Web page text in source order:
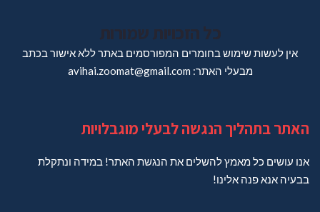
כל הזכויות שמורות
אין לעשות שימוש בחומרים המפורסמים באתר ללא אישור בכתב
מבעלי האתר: avihai.zoomat@gmail.com
האתר בתהליך הנגשה לבעלי מוגבלויות
אנו עושים כל מאמץ להשלים את הנגשת האתר! במידה ונתקלת
בבעיה אנא פנה אלינו!